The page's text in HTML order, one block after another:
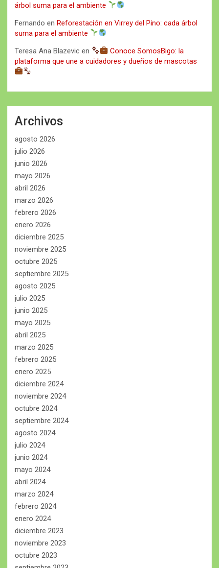
árbol suma para el ambiente
Fernando en Reforestación en Virrey del Pino: cada árbol
suma para el ambiente
Teresa Ana Blazevic en
Conoce SomosBigo: la
plataforma que une a cuidadores y dueños de mascotas
Archivos
agosto 2026
julio 2026
junio 2026
mayo 2026
abril 2026
marzo 2026
febrero 2026
enero 2026
diciembre 2025
noviembre 2025
octubre 2025
septiembre 2025
agosto 2025
julio 2025
junio 2025
mayo 2025
abril 2025
marzo 2025
febrero 2025
enero 2025
diciembre 2024
noviembre 2024
octubre 2024
septiembre 2024
agosto 2024
julio 2024
junio 2024
mayo 2024
abril 2024
marzo 2024
febrero 2024
enero 2024
diciembre 2023
noviembre 2023
octubre 2023